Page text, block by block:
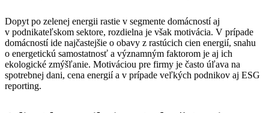
Dopyt po zelenej energii rastie v segmente domácností aj
v podnikateľskom sektore, rozdielna je však motivácia. V prípade
domácností ide najčastejšie o obavy z rastúcich cien energií, snahu
o energetickú samostatnosť a významným faktorom je aj ich
ekologické zmýšľanie. Motiváciou pre firmy je často úľava na
spotrebnej dani, cena energií a v prípade veľkých podnikov aj ESG
reporting.